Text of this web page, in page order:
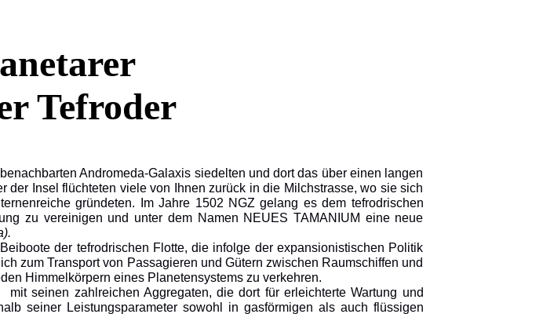
Tefroder
Andromeda-Galaxis siedelten und dort das über einen langen
Insel flüchteten viele von Ihnen zurück in die Milchstrasse, wo sie sich
gründeten. Im Jahre 1502 NGZ gelang es dem tefrodrischen
zu vereinigen und unter dem Namen NEUES TAMANIUM eine neue
der tefrodrischen Flotte, die infolge der expansionistischen Politik
zum Transport von Passagieren und Gütern zwischen Raumschiffen und
Himmelkörpern eines Planetensystems zu verkehren.
mit seinen zahlreichen Aggregaten, die dort für erleichterte Wartung und
seiner Leistungsparameter sowohl in gasförmigen als auch flüssigen